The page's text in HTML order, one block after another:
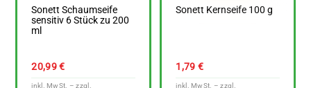
Sonett Schaumseife
sensitiv 6 Stück zu 200
ml
20,99€
Sonett Kernseife 100 g
1,79 €